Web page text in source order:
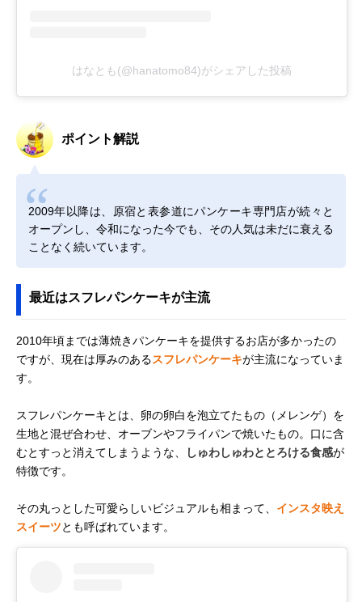
はなとも(@hanatomo84)がシェアした投稿
ポイント解説
2009年以降は、原宿と表参道にパンケーキ専門店が続々と
オープンし、令和になった今でも、その人気は未だに衰える
ことなく続いています。
最近はスフレパンケーキが主流
2010年頃までは薄焼きパンケーキを提供するお店が多かったの
ですが、現在は厚みのあるスフレパンケーキが主流になっていま
す。
スフレパンケーキとは、卵の卵白を泡立てたもの（メレンゲ）を
生地と混ぜ合わせ、オーブンやフライパンで焼いたもの。口に含
むとすっと消えてしまうような、
しゅわしゅわととろける食感が
特徴です。
その丸っとした可愛らしいビジュアルも相まって、 インスタ映え
スイーツとも呼ばれています。